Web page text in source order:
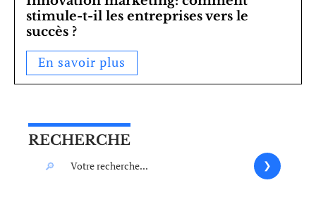
stimule-t-il les entreprises vers le
succès ?
En savoir plus
RECHERCHE